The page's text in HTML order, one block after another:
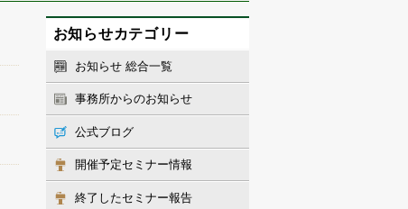
お知らせカテゴリー
お知らせ 総合一覧
事務所からのお知らせ
公式ブログ
開催予定セミナー情報
終了したセミナー報告